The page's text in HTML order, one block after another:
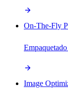
On-The-Fly
Image